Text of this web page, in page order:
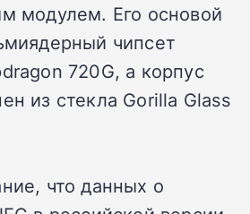
модулем. Его основой
чипсет
720G, а корпус
из стекла Gorilla Glass
что данных о